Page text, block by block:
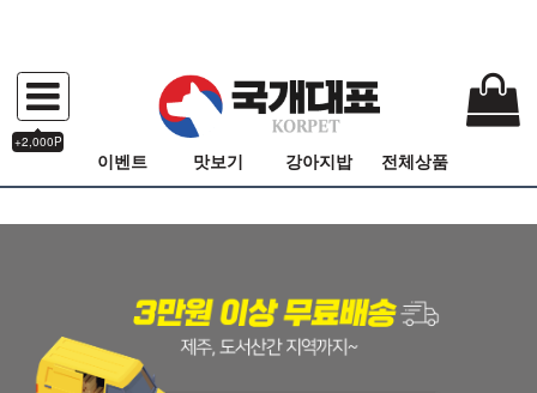
+2,000P
이벤트 맛보기 강아지밥 전체상품